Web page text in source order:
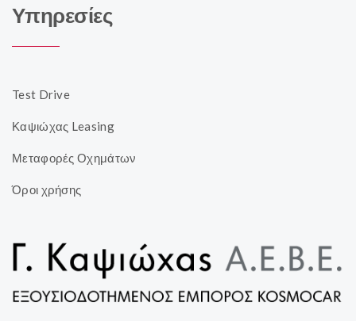
Υπηρεσίες
Test Drive
Καψιώχας Leasing
Μεταφορές Οχημάτων
Όροι χρήσης